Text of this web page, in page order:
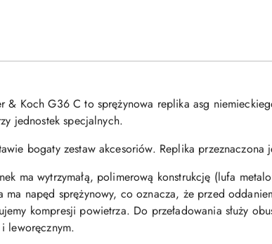
& Koch G36 C to sprężynowa replika asg
jednostek specjalnych.
bogaty zestaw akcesoriów. Replika
ma wytrzymałą, polimerową konstrukcję (lufa
ma napęd sprężynowy, co oznacza, że przed
kompresji powietrza. Do przeładowania służy
leworęcznym.